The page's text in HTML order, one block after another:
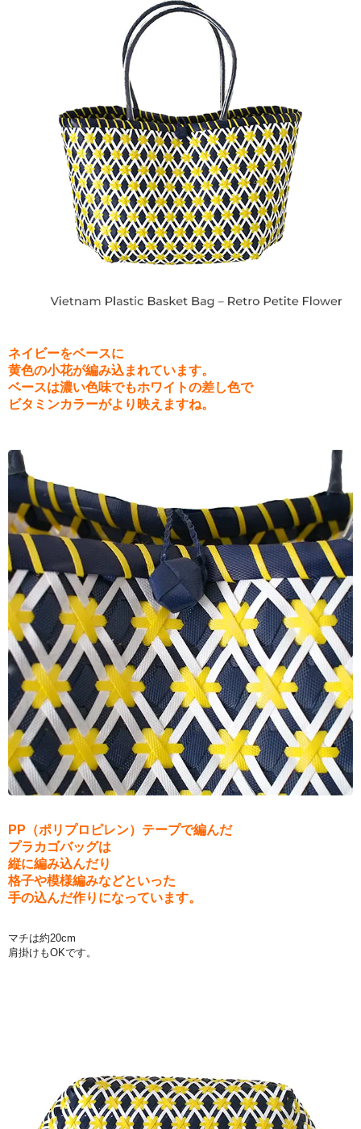
ネイビーをベースに
黄色の小花が編み込まれています。
ベースは濃い色味でもホワイトの差し色で
ビタミンカラーがより映えますね。
PP（ポリプロピレン）テープで編んだ
プラカゴバッグは
縦に編み込んだり
格子や模様編みなどといった
手の込んだ作りになっています。
マチは約20cm
肩掛けもOKです。